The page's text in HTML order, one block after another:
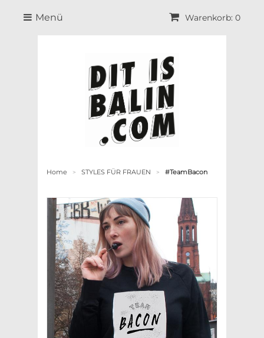
Warenkorb: 0
Menü
Home > STYLES FÜR FRAUEN > #TeamBacon